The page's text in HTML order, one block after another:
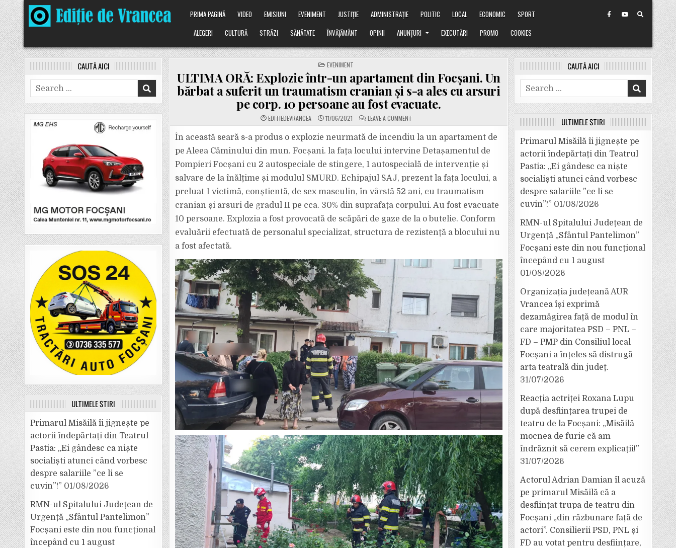
Skip
to
content
PRIMA PAGINĂ VIDEO EMISIUNI EVENIMENT JUSTIȚIE ADMINISTRAȚIE POLITIC LOCAL ECONOMIC
SPORT
ALEGERI
CULTURĂ STRĂZI SĂNĂTATE ÎNVĂȚĂMÂNT OPINII ANUNȚURI EXECUTĂRI PROMO COOKIES
POSTED
IN
EVENIMENT
ULTIMA ORĂ: Explozie într-un apartament din Focșani. Un
bărbat a suferit un traumatism cranian și s-a ales cu arsuri
pe corp. 10 persoane au fost evacuate.
EDITIEDEVRANCEA 11/06/2021 LEAVE A COMMENTON
ULTIMA
EXPLOZIE
ÎNTR-
UN
APARTAMENT
DIN
FOCȘANI.
BĂRBAT
SUFERIT
UN
TRAUMATISM
CRANIAN
ȘI
S-
ALES
10
PERSOANE
În această seară s-a produs o explozie neurmată de incendiu la un apartament de
pe Aleea Căminului din mun. Focșani. la fața locului intervine Detașamentul de
Pompieri Focșani cu 2 autospeciale de stingere, 1 autospecială de intervenție și
salvare de la înălțime și modulul SMURD. Echipajul SAJ, prezent la fața locului, a
preluat 1 victimă, conștientă, de sex masculin, în vârstă 52 ani, cu traumatism
cranian și arsuri de gradul II pe cca. 30% din suprafața corpului. Au fost evacuate
10 persoane. Explozia a fost provocată de scăpări de gaze de la o butelie. Conform
evaluării efectuată de personalul specializat, structura de rezistență a blocului nu
a fost afectată.
CAUTĂ AICI
Search
for:
ULTIMELE ȘTIRI
Primarul Misăilă îi jignește pe
actorii îndepărtați din Teatrul
Pastia: „Ei gândesc ca niște
socialiști atunci când vorbesc
despre salariile ”ce li se
cuvin”!” 01/08/2026
RMN-ul Spitalului Județean de
Urgență „Sfântul Pantelimon”
Focșani este din nou funcțional
începând cu 1 august
CAUTĂ AICI
Search
for:
ULTIMELE ȘTIRI
Primarul Misăilă îi jignește pe
actorii îndepărtați din Teatrul
Pastia: „Ei gândesc ca niște
socialiști atunci când vorbesc
despre salariile ”ce li se
cuvin”!” 01/08/2026
RMN-ul Spitalului Județean de
Urgență „Sfântul Pantelimon”
Focșani este din nou funcțional
începând cu 1 august
01/08/2026
Organizația județeană AUR
Vrancea își exprimă
dezamăgirea față de modul în
care majoritatea PSD – PNL –
FD – PMP din Consiliul local
Focșani a înțeles să distrugă
arta teatrală din județ.
31/07/2026
Reacția actriței Roxana Lupu
după desființarea trupei de
teatru de la Focșani: „Misăilă
mocnea de furie că am
îndrăznit să cerem explicații!”
31/07/2026
Actorul Adrian Damian îl acuză
pe primarul Misăilă că a
desființat trupa de teatru din
Focșani „din răzbunare față de
actori”. Consilierii PSD, PNL și
FD au votat pentru desființare,